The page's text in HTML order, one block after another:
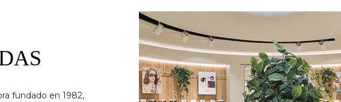
fundado en 1982,